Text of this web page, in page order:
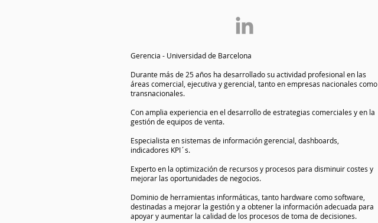
Gerencia - Universidad de Barcelona
Durante más de 25 años ha desarrollado su actividad profesional en las
áreas comercial, ejecutiva y gerencial, tanto en empresas nacionales como
transnacionales.
Con amplia experiencia en el desarrollo de estrategias comerciales y en la
gestión de equipos de venta.
Especialista en sistemas de información gerencial, dashboards,
indicadores KPI´s.
Experto en la optimización de recursos y procesos para disminuir costes y
mejorar las oportunidades de negocios.
Dominio de herramientas informáticas, tanto hardware como software,
destinadas a mejorar la gestión y a obtener la información adecuada para
apoyar y aumentar la calidad de los procesos de toma de decisiones.